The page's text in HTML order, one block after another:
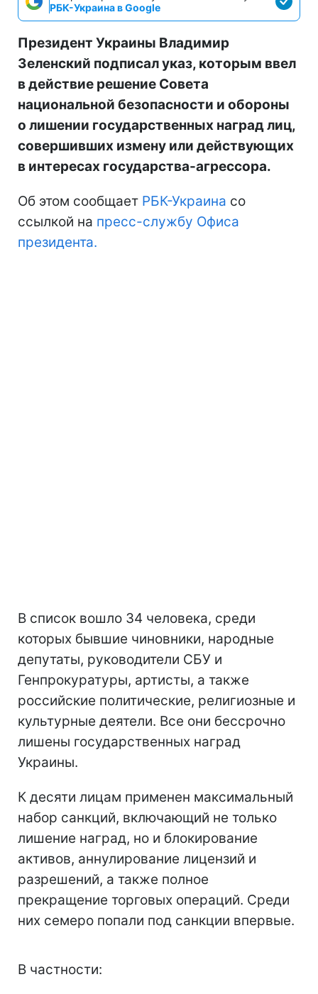
РБК-Украина в Google
Президент Украины Владимир
Зеленский подписал указ, которым ввел
в действие решение Совета
национальной безопасности и обороны
о лишении государственных наград лиц,
совершивших измену или действующих
в интересах государства-агрессора.
Об этом сообщает РБК-Украина со
ссылкой на пресс-службу Офиса
президента.
В список вошло 34 человека, среди
которых бывшие чиновники, народные
депутаты, руководители СБУ и
Генпрокуратуры, артисты, а также
российские политические, религиозные и
культурные деятели. Все они бессрочно
лишены государственных наград
Украины.
К десяти лицам применен максимальный
набор санкций, включающий не только
лишение наград, но и блокирование
активов, аннулирование лицензий и
разрешений, а также полное
прекращение торговых операций. Среди
них семеро попали под санкции впервые.
В частности: